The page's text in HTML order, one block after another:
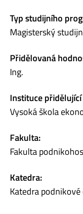
Typ studijního
Magisterský
Přidělovaná
Ing.
Instituce
Vysoká škola
Fakulta:
Fakulta
Katedra:
Katedra